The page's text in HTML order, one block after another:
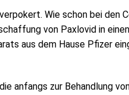
Wie schon bei
von Paxlovid in
aus dem Hause Pfizer
anfangs zur Behandlung